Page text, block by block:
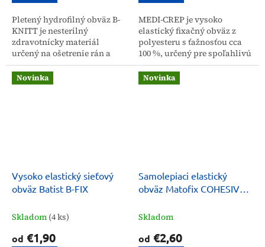
Pletený hydrofilný obväz B-
KNITT je nesterilný
zdravotnícky materiál
určený na ošetrenie rán a
fixáciu. Vďaka zloženiu z
polyesteru a viskózy
zabezpečuje jemnosť, vysokú
MEDI-CREP je vysoko
elastický fixačný obväz z
polyesteru s ťažnosťou cca
100 %, určený pre spoľahlivú
fixáciu na všetky časti tela. Je
ľahký, priedušný,
hypoalergénny a...
Novinka
Vysoko elastický sieťový
obväz Batist B-FIX
Skladom (4 ks)
od €1,90
Novinka
Samolepiaci elastický
obväz Matofix COHESIVE
Skladom
od €2,60